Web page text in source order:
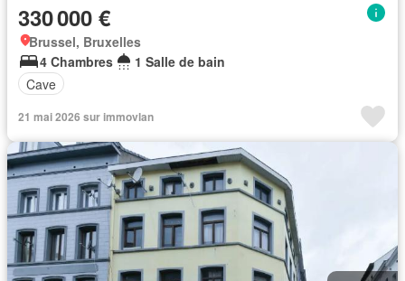
330 000 €
Brussel, Bruxelles
4 Chambres
1 Salle de bain
Cave
21 mai 2026 sur immovlan